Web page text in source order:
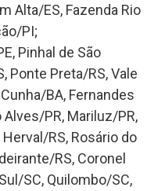
Alta/ES, Fazenda Rio
PI;
Pinhal de São
Ponte Preta/RS, Vale
BA, Fernandes
PR, Mariluz/PR,
RS, Rosário do
RS, Coronel
SC, Quilombo/SC,